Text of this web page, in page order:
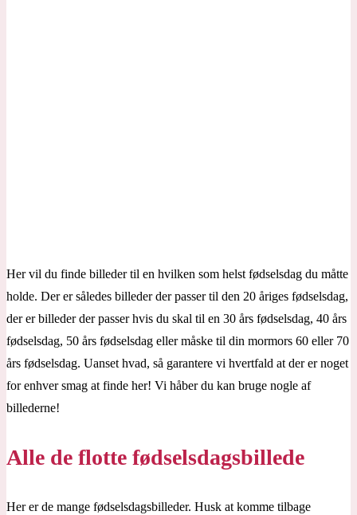
Her vil du finde billeder til en hvilken som helst fødselsdag du måtte
holde. Der er således billeder der passer til den 20 åriges fødselsdag,
der er billeder der passer hvis du skal til en 30 års fødselsdag, 40 års
fødselsdag, 50 års fødselsdag eller måske til din mormors 60 eller 70
års fødselsdag. Uanset hvad, så garantere vi hvertfald at der er noget
for enhver smag at finde her! Vi håber du kan bruge nogle af
billederne!
Alle de flotte fødselsdagsbillede
Her er de mange fødselsdagsbilleder. Husk at komme tilbage